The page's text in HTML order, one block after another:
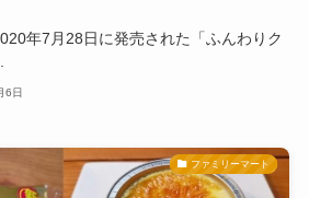
年7月28日に発売された「ふんわりク
6日
ファミリーマート